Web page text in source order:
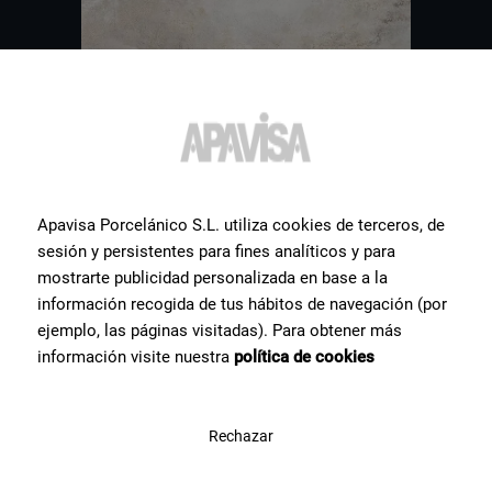
Apavisa Porcelánico S.L. utiliza cookies de terceros, de
sesión y persistentes para fines analíticos y para
mostrarte publicidad personalizada en base a la
información recogida de tus hábitos de navegación (por
ejemplo, las páginas visitadas). Para obtener más
información visite nuestra política de cookies
Rechazar